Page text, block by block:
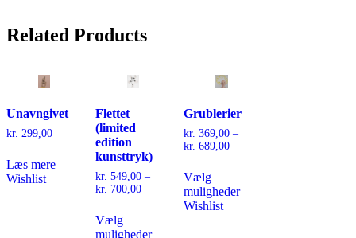
Related Products
Unavngivet
kr. 299,00
Læs mere
Wishlist
Flettet
(limited
edition
kunsttryk)
kr. 549,00 –
kr. 700,00Prisinterval:
kr. 549,00
Vælg
muligheder
Dette
Grublerier
kr. 369,00 –
kr. 689,00Prisinterval:
Vælg
muligheder
Wishlist